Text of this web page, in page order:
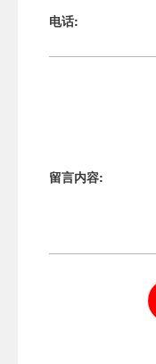
电话:
留言内容: